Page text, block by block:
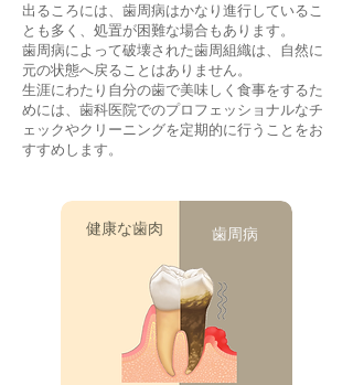
出るころには、歯周病はかなり進行しているこ
とも多く、処置が困難な場合もあります。
歯周病によって破壊された歯周組織は、自然に
元の状態へ戻ることはありません。
生涯にわたり自分の歯で美味しく食事をするた
めには、歯科医院でのプロフェッショナルなチ
ェックやクリーニングを定期的に行うことをお
すすめします。
​健康な歯肉 歯周病